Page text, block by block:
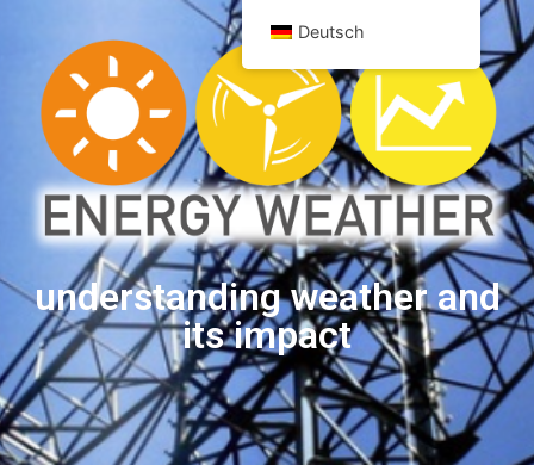
understanding weather and
its impact
Deutsch